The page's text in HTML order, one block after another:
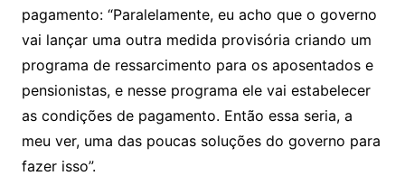
pagamento: “Paralelamente, eu acho que o governo
vai lançar uma outra medida provisória criando um
programa de ressarcimento para os aposentados e
pensionistas, e nesse programa ele vai estabelecer
as condições de pagamento. Então essa seria, a
meu ver, uma das poucas soluções do governo para
fazer isso”.